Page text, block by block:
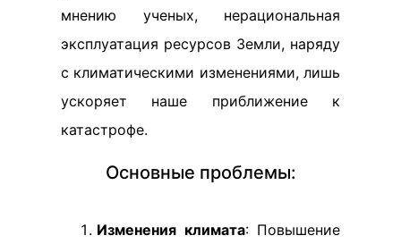
мнению ученых, нерациональная
эксплуатация ресурсов Земли, наряду
с климатическими изменениями, лишь
ускоряет наше приближение к
катастрофе.
Основные проблемы:
Изменения климата: Повышение